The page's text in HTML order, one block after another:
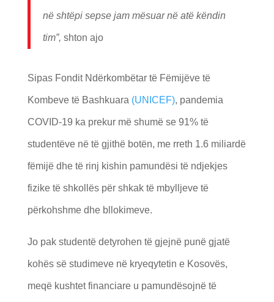
në shtëpi sepse jam mësuar në atë këndin
tim”, shton ajo
Sipas Fondit Ndërkombëtar të Fëmijëve të
Kombeve të Bashkuara (UNICEF), pandemia
COVID-19 ka prekur më shumë se 91% të
studentëve në të gjithë botën, me rreth 1.6 miliardë
fëmijë dhe të rinj kishin pamundësi të ndjekjes
fizike të shkollës për shkak të mbylljeve të
përkohshme dhe bllokimeve.
Jo pak studentë detyrohen të gjejnë punë gjatë
kohës së studimeve në kryeqytetin e Kosovës,
meqë kushtet financiare u pamundësojnë të